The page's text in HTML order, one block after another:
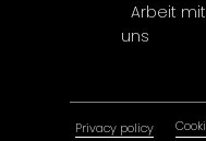
Arbeit mit
uns
Privacy policy